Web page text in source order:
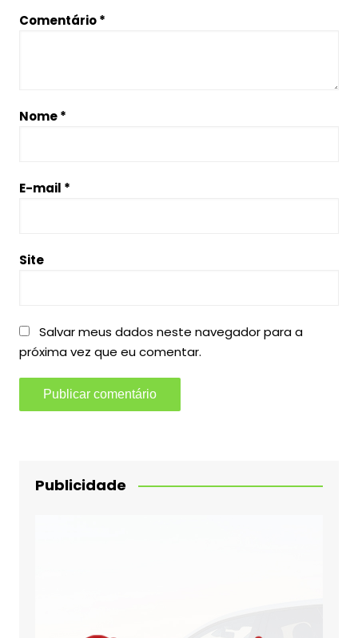
Comentário*
Nome*
E-mail *
Site
Salvar meus dados neste navegador para a
próxima vez que eu comentar.
Publicidade